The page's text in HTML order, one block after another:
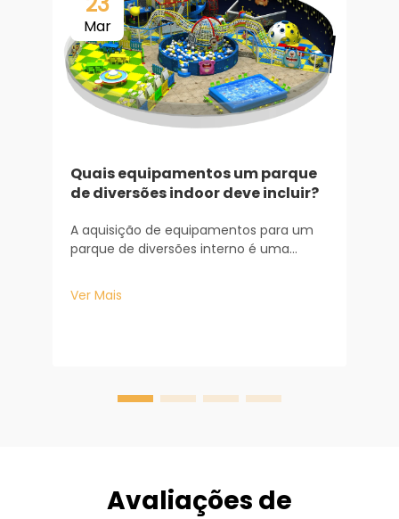
Mar
Quais equipamentos um parque
de diversões indoor deve incluir?
A aquisição de equipamentos para um
parque de diversões interno é uma
desenvolvimento das crianças quanto
na longevidade do seu negócio. Com
Ver Mais
Avaliações de